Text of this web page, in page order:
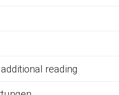
reading